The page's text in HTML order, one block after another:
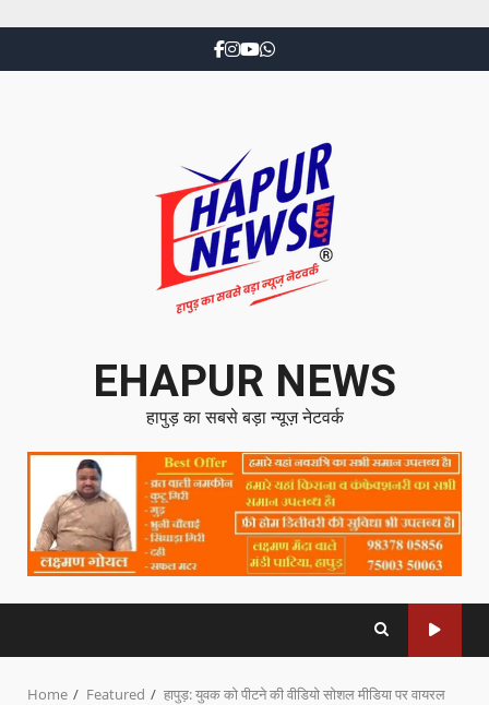
EHAPUR NEWS
हापुड़ का सबसे बड़ा न्यूज़ नेटवर्क
Home Featured हापुड़: युवक को पीटने की वीडियो सोशल मीडिया पर वायरल